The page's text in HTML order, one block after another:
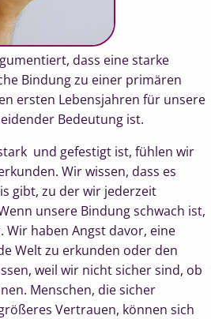
dass eine starke
Bindung zu einer primären
ersten Lebensjahren für unsere
Bedeutung ist.
und gefestigt ist, fühlen wir
Wir wissen, dass es
gibt, zu der wir jederzeit
unsere Bindung schwach ist,
haben Angst davor, eine
Welt zu erkunden oder den
weil wir nicht sicher sind, ob
Menschen, die sicher
Vertrauen, können sich